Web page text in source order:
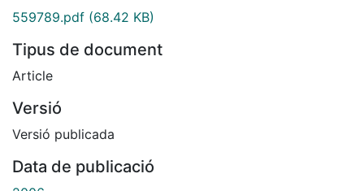
559789.pdf (68.42 KB)
Tipus de document
Article
Versió
Versió publicada
Data de publicació